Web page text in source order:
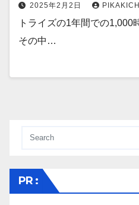
2025年2月2日
トライズの1年間での1,000
その中…
PR :